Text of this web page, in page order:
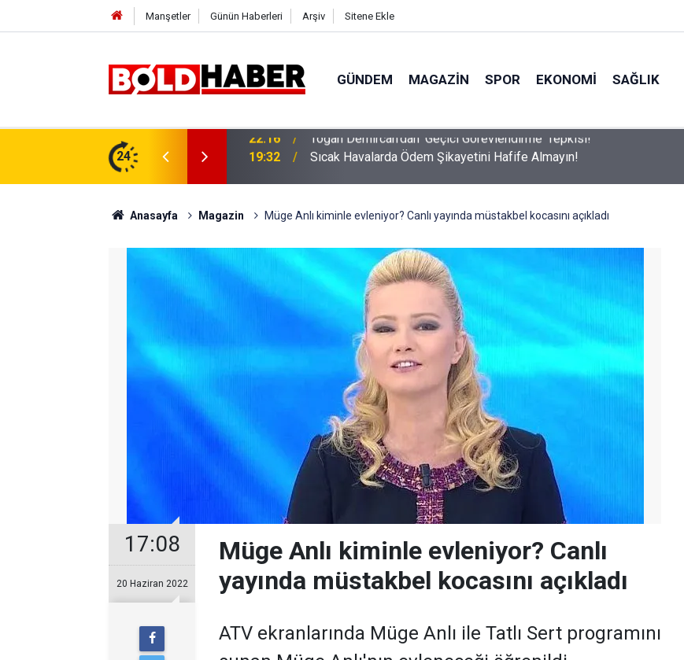
Manşetler Günün Haberleri Arşiv Sitene Ekle
GÜNDEM MAGAZIN SPOR EKONOMI SAĞLIK
24 19:32 Sıcak Havalarda Ödem Şikayetini Hafife Almayın!
Anasayfa Magazin Müge Anlı kiminle evleniyor? Canlı yayında müstakbel kocasını açıkladı
17:08
20 Haziran 2022
Müge Anlı kiminle evleniyor? Canlı
yayında müstakbel kocasını açıkladı
ATV ekranlarında Müge Anlı ile Tatlı Sert programını